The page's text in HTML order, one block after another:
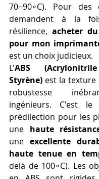
70−90∘C). Pour des
demandent à la
résilience, acheter
pour mon
est un choix judicieux.
L'ABS
Styrène) est la texture
robustesse
ingénieurs. C'est
prédilection pour les
une haute
une excellente
haute tenue en
delà de 100∘C). Les